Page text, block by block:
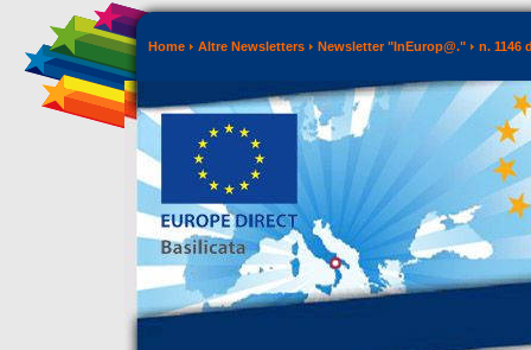
Home Altre Newsletters Newsletter "InEurop@." n. 1146